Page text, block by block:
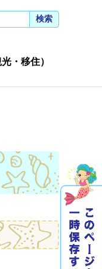
検索
・移住）